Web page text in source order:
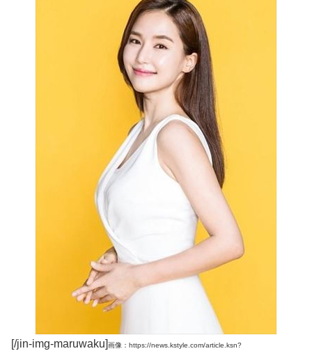
[/jin-img-maruwaku]画像：https://news.kstyle.com/article.ksn?